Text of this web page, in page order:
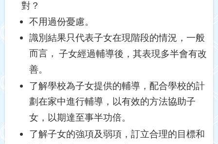
對？
不用過份憂慮。
識別結果只代表子女在現階段的情況，一般
而言， 子女經過輔導後，其表現多半會有改
善。
了解學校為子女提供的輔導，配合學校的計
劃在家中進行輔導，以有效的方法協助子
女，以期達至事半功倍。
了解子女的強項及弱項，訂立合理的目標和